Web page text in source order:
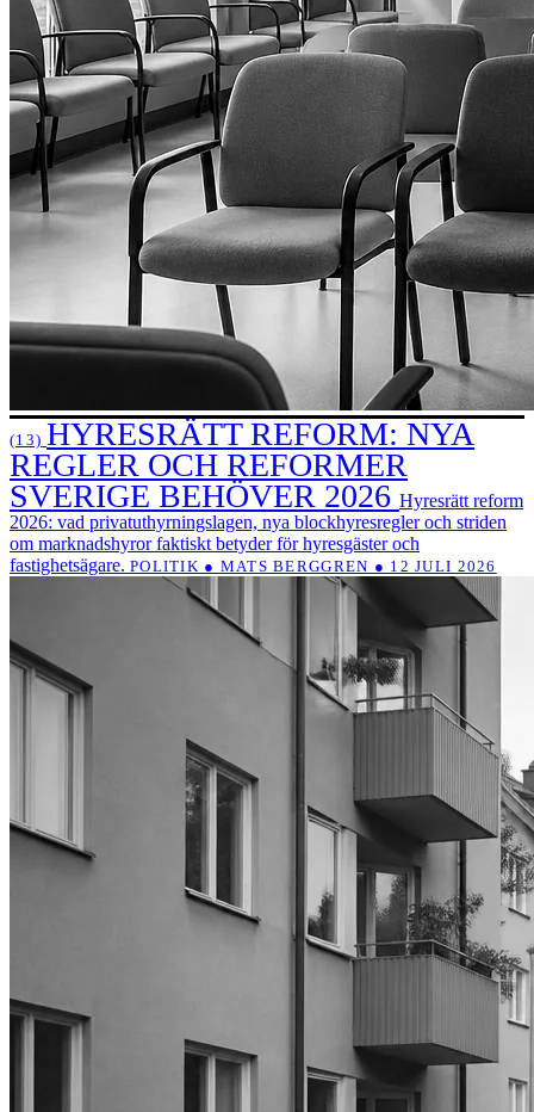
(13) HYRESRÄTT REFORM: NYA
REGLER OCH REFORMER
SVERIGE BEHÖVER 2026 Hyresrätt reform
2026: vad privatuthyrningslagen, nya blockhyresregler och striden
om marknadshyror faktiskt betyder för hyresgäster och
fastighetsägare. POLITIK ● MATS BERGGREN ● 12 JULI 2026